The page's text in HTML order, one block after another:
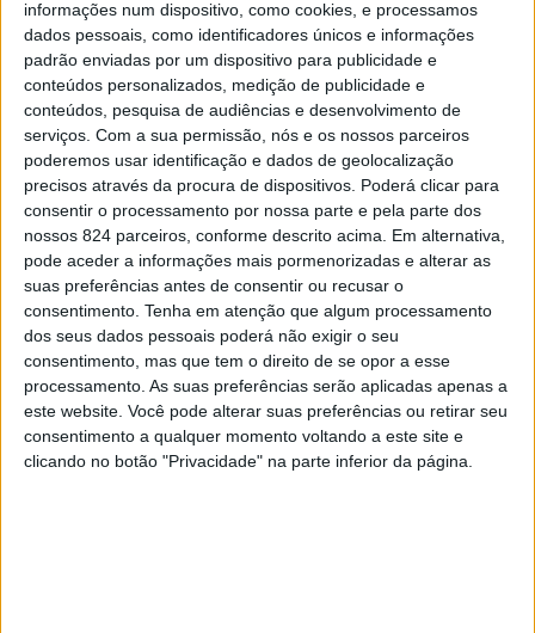
informações num dispositivo, como cookies, e processamos
dados pessoais, como identificadores únicos e informações
padrão enviadas por um dispositivo para publicidade e
conteúdos personalizados, medição de publicidade e
conteúdos, pesquisa de audiências e desenvolvimento de
serviços. Com a sua permissão, nós e os nossos parceiros
poderemos usar identificação e dados de geolocalização
precisos através da procura de dispositivos. Poderá clicar para
consentir o processamento por nossa parte e pela parte dos
nossos 824 parceiros, conforme descrito acima. Em alternativa,
pode aceder a informações mais pormenorizadas e alterar as
suas preferências antes de consentir ou recusar o
consentimento. Tenha em atenção que algum processamento
dos seus dados pessoais poderá não exigir o seu
consentimento, mas que tem o direito de se opor a esse
processamento. As suas preferências serão aplicadas apenas a
este website. Você pode alterar suas preferências ou retirar seu
consentimento a qualquer momento voltando a este site e
clicando no botão "Privacidade" na parte inferior da página.
O Núcleo Distrital de Portalegre da EAPN Portugal, em
parceria com a Escola Superior de Educação e Ciências
Sociais (ESECS) do Instituto Politécnico de Portalegre,
promovem o II Ciclo de Debates – Diálogos sobre a
Pobreza: (Re) Pensar as Desigualdades a partir do
Território, a decorrer no dia 19 de Outubro, pelas 14h30,
no auditório da ESECS.
Tendo em conta as conclusões do Congresso Nacional
“Diálogos sobre a Pobreza”, organizados pela EAPN PT,
pretende-se reflectir, com as entidades do distrito, o